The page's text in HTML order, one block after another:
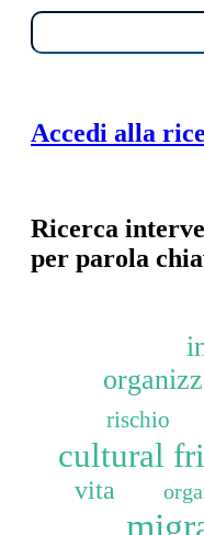
Accedi alla
Ricerca
per parola
rischio
cultural
vita